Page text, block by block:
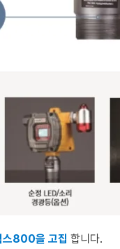
스800을 고집 합니다.